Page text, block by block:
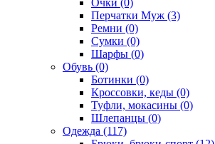
Перчатки Муж (3)
Ремни (0)
Сумки (0)
Шарфы (0)
Обувь (0)
Ботинки (0)
Кроссовки, кеды (0)
Туфли, мокасины (0)
Шлепанцы (0)
Одежда (117)